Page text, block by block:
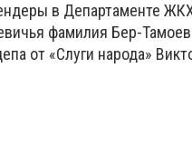
в Департаменте
фамилия Бер-
от «Слуги народа»